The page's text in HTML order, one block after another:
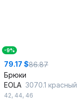
-9%
79.17 $86.87
Брюки
EOLA 3070.1 красный
42, 44, 46